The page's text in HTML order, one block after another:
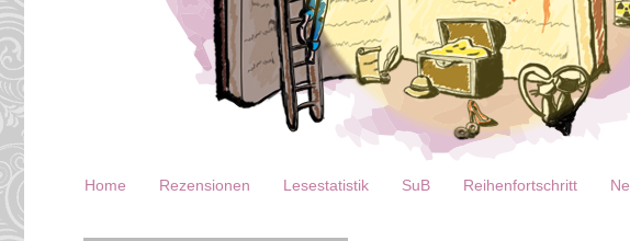
Home Rezensionen Lesestatistik SuB Reihenfortschritt